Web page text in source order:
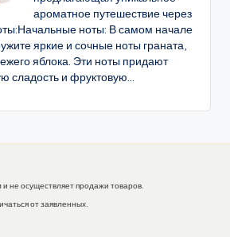
ароматное путешествие через
ноты: В самом начале
яркие и сочные ноты граната,
яблока. Эти ноты придают
сладость и фруктовую...
не осуществляет продажи товаров.
от заявленных.